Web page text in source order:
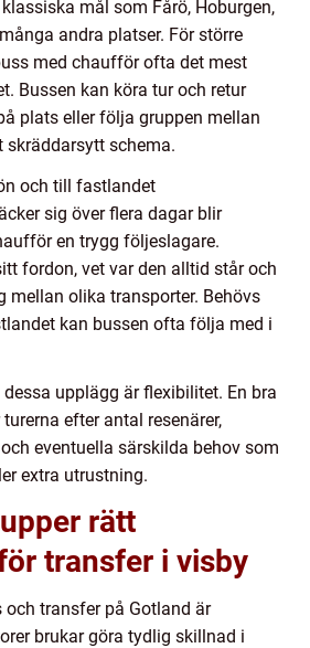
mål som Fårö, Hoburgen,
andra platser. För större
med chaufför ofta det mest
Bussen kan köra tur och retur
plats eller följa gruppen mellan
schema.
och till fastlandet
sig över flera dagar blir
en trygg följeslagare.
fordon, vet var den alltid står och
mellan olika transporter. Behövs
kan bussen ofta följa med i
upplägg är flexibilitet. En bra
efter antal resenärer,
eventuella särskilda behov som
extra utrustning.
rätt
transfer i visby
transfer på Gotland är
brukar göra tydlig skillnad i